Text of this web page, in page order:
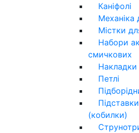
Каніфолі
Механіка
Містки
Набори
смичкових
Накладки
Петлі
Підставки
(кобилки)